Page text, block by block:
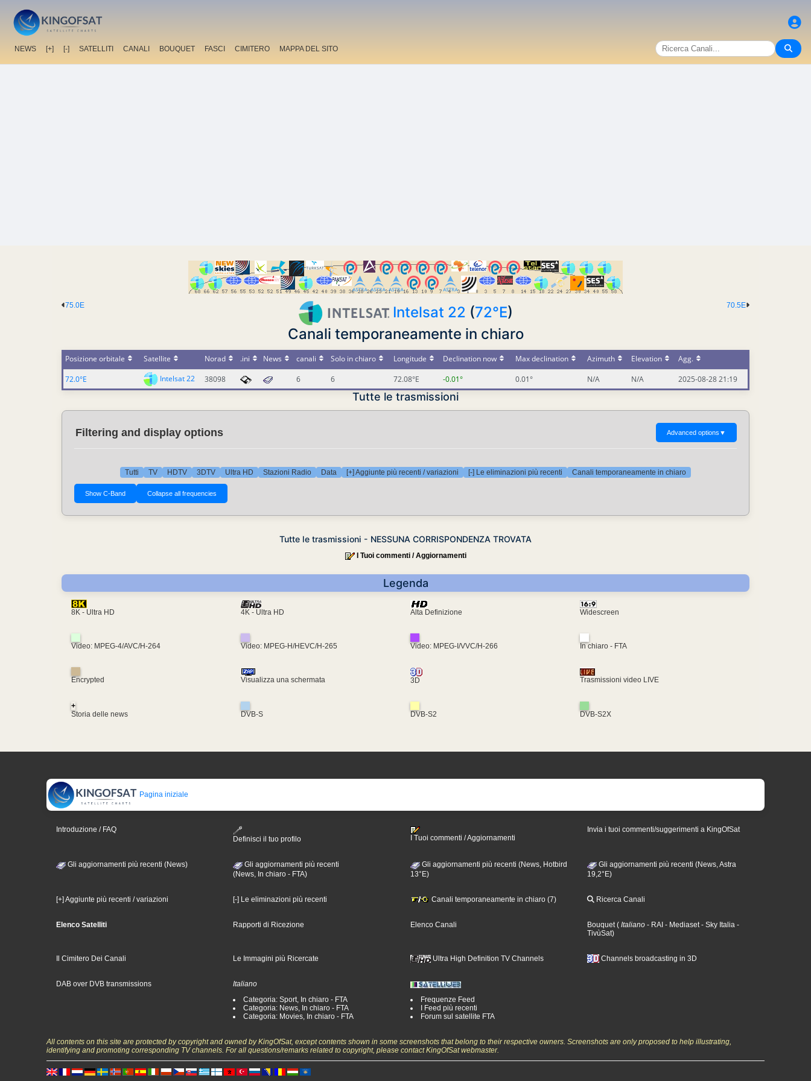
NEWS [+] [-] SATELLITI CANALI BOUQUET FASCI CIMITERO MAPPA DEL SITO
70.5E
75.0E Intelsat 22 (72°E)
Canali temporaneamente in chiaro
Posizione orbitale Satellite Norad .ini News canali Solo in chiaro Longitude Declination now Max declination Azimuth Elevation
Agg.
72.0°E
Intelsat 22 38098 6 6 72.08°E -0.01° 0.01° N/A N/A 2025-08-28 21:19
Tutte le trasmissioni
Filtering and display options Advanced options ▼
Tutti TV HDTV 3DTV Ultra HD Stazioni Radio Data [+] Aggiunte più recenti / variazioni [-] Le eliminazioni più recenti Canali temporaneamente in chiaro
Tutte le trasmissioni - NESSUNA CORRISPONDENZA TROVATA
I Tuoi commenti / Aggiornamenti
Legenda
8K - Ultra HD 4K - Ultra HD Alta Definizione Widescreen
Video: MPEG-4/AVC/H-264 Video: MPEG-H/HEVC/H-265 Video: MPEG-I/VVC/H-266 In chiaro - FTA
Encrypted Visualizza una schermata 3D Trasmissioni video LIVE
+
Storia delle news
DVB-S DVB-S2 DVB-S2X
Pagina iniziale
Introduzione / FAQ
Definisci il tuo profilo
I Tuoi commenti / Aggiornamenti
Invia i tuoi commenti/suggerimenti a KingOfSat
Gli aggiornamenti più recenti (News)
Gli aggiornamenti più recenti
(News, In chiaro - FTA)
Gli aggiornamenti più recenti (News, Hotbird
13°E)
Gli aggiornamenti più recenti (News, Astra
19,2°E)
[+] Aggiunte più recenti / variazioni [-] Le eliminazioni più recenti Canali temporaneamente in chiaro (7) Ricerca Canali
Elenco Satelliti Rapporti di Ricezione Elenco Canali Bouquet ( Italiano - RAI - Mediaset - Sky Italia -
TivùSat)
Il Cimitero Dei Canali Le Immagini più Ricercate Ultra High Definition TV Channels Channels broadcasting in 3D
DAB over DVB transmissions
Italiano
Categoria: Sport, In chiaro - FTA
Categoria: News, In chiaro - FTA
Categoria: Movies, In chiaro - FTA
Frequenze Feed
I Feed più recenti
Forum sul satellite FTA
All contents on this site are protected by copyright and owned by KingOfSat, except contents shown in some screenshots that belong to their respective owners. Screenshots are only proposed to help illustrating,
identifying and promoting corresponding TV channels. For all questions/remarks related to copyright, please contact KingOfSat webmaster.